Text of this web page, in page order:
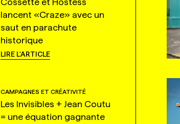
lancent «Craze» avec un
saut en parachute
historique
LIRE L'ARTICLE
CAMPAGNES ET CRÉATIVITÉ
Les Invisibles + Jean Coutu
= une équation gagnante